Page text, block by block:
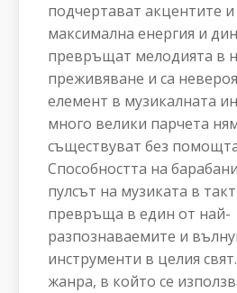
подчертават акцентите
максимална енергия и
превръщат мелодията в
преживяване и са
елемент в музикалната
много велики парчета
съществуват без
Способността на
пулсът на музиката в
превръща в един от най-
разпознаваемите и
инструменти в целия
жанра, в който се